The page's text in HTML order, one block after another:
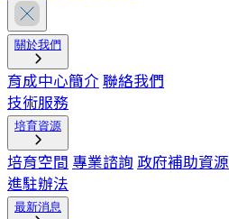
關於我們
育成中心簡介 聯絡我們
技術服務
培育資源
培育空間 專業諮詢 政府補助資源
進駐辦法
最新消息